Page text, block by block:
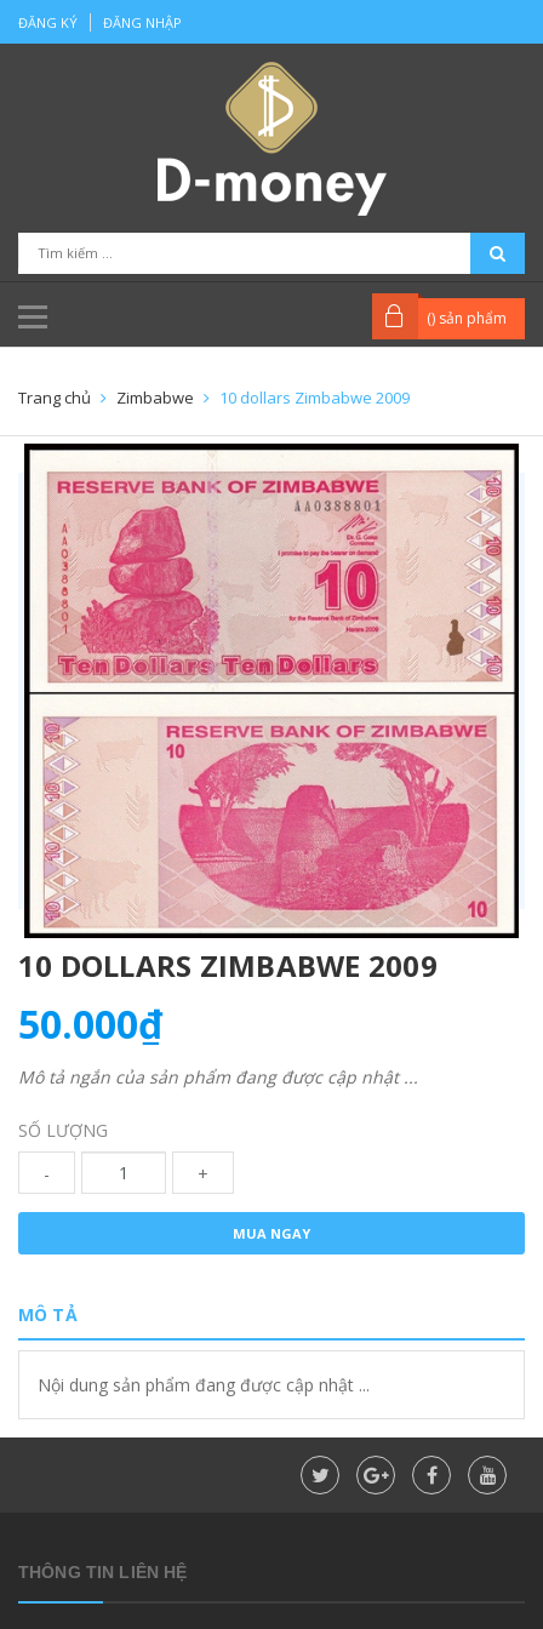
ĐĂNG KÝ ĐĂNG NHẬP
() sản phẩm
Trang chủ Zimbabwe 10 dollars Zimbabwe 2009
10 DOLLARS ZIMBABWE 2009
50.000₫
Mô tả ngắn của sản phẩm đang được cập nhật ...
SỐ LƯỢNG
-
+
MUA NGAY
MÔ TẢ
Nội dung sản phẩm đang được cập nhật ...
THÔNG TIN LIÊN HỆ